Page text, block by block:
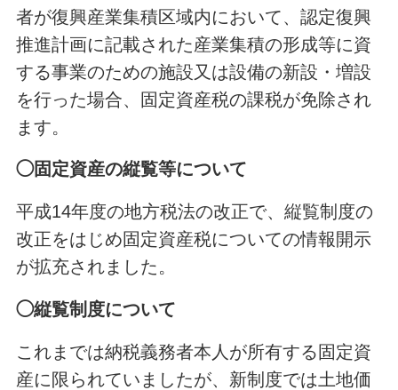
者が復興産業集積区域内において、認定復興
推進計画に記載された産業集積の形成等に資
する事業のための施設又は設備の新設・増設
を行った場合、固定資産税の課税が免除され
ます。
◯固定資産の縦覧等について
平成14年度の地方税法の改正で、縦覧制度の
改正をはじめ固定資産税についての情報開示
が拡充されました。
◯縦覧制度について
これまでは納税義務者本人が所有する固定資
産に限られていましたが、新制度では土地価